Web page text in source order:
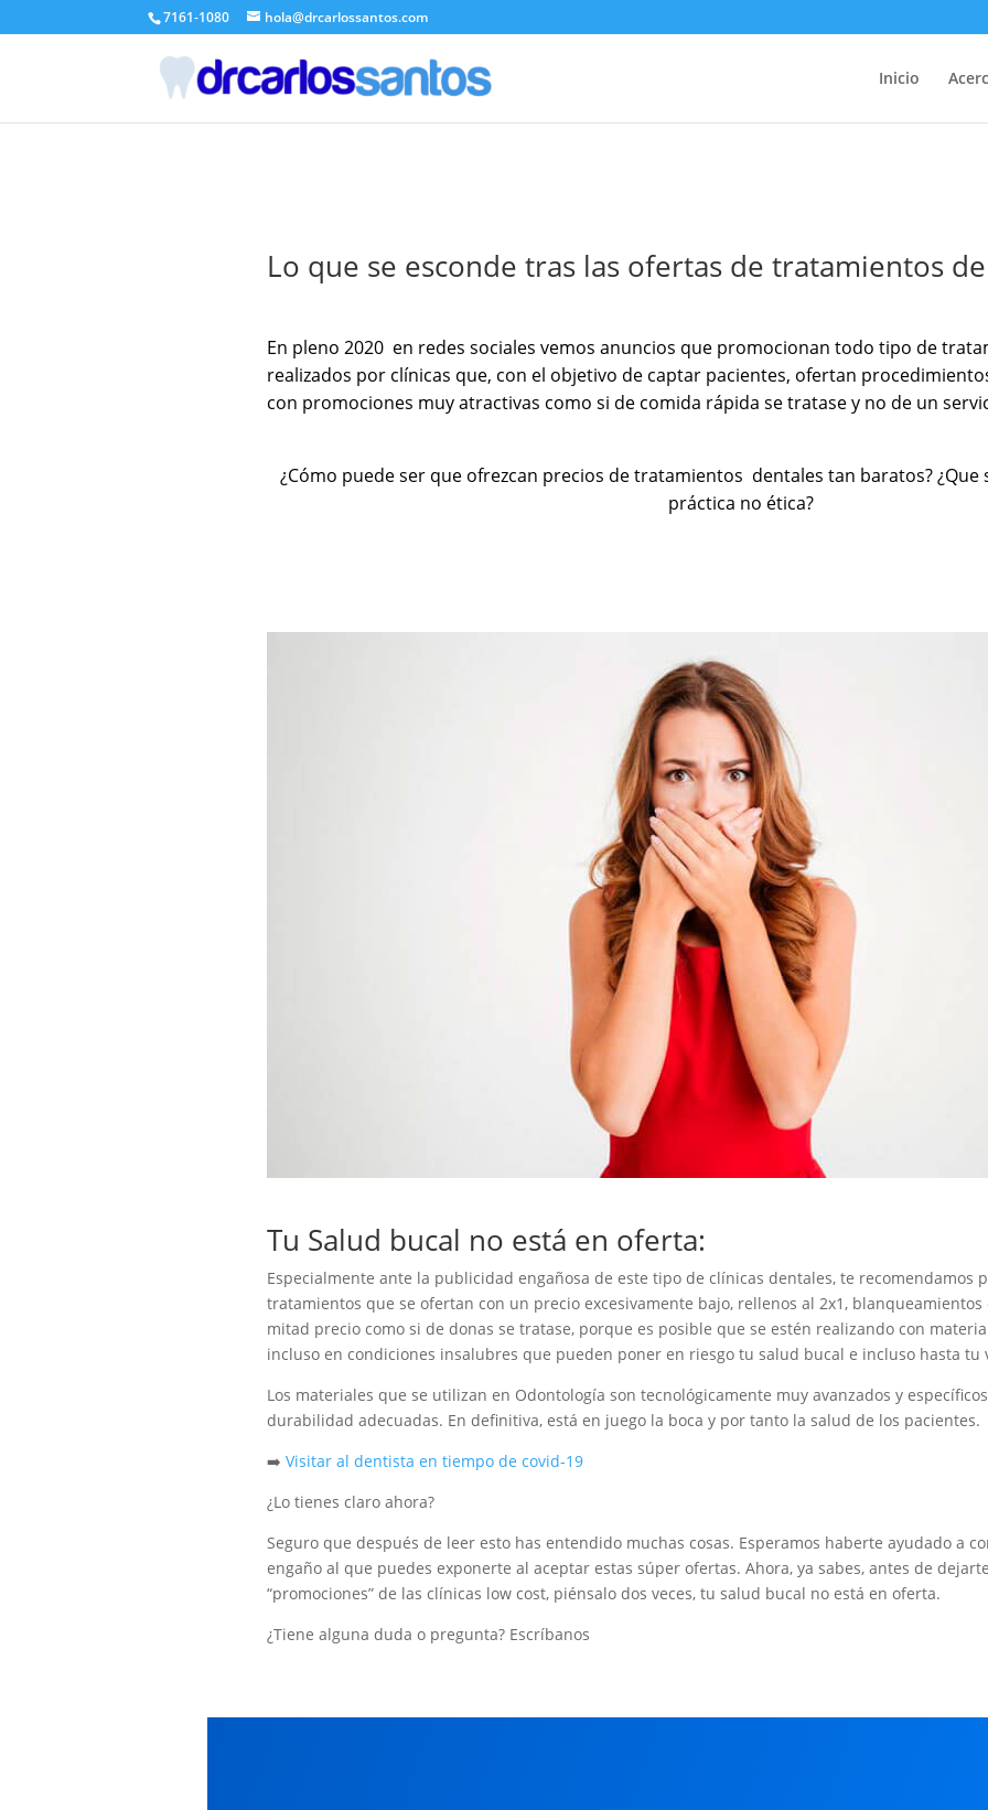
7161-1080 hola@drcarlossantos.com
Inicio
Lo que se esconde tras las ofertas de tratamientos
En pleno 2020 en redes sociales vemos anuncios que promocionan todo tipo de
realizados por clínicas que, con el objetivo de captar pacientes, ofertan
con promociones muy atractivas como si de comida rápida se tratase y no de un
¿Cómo puede ser que ofrezcan precios de tratamientos dentales tan baratos? ¿Que
práctica no ética?
Tu Salud bucal no está en oferta:
Especialmente ante la publicidad engañosa de este tipo de clínicas dentales, te recomendamos
tratamientos que se ofertan con un precio excesivamente bajo, rellenos al 2x1,
mitad precio como si de donas se tratase, porque es posible que se estén realizando con
incluso en condiciones insalubres que pueden poner en riesgo tu salud bucal e incluso hasta tu
Los materiales que se utilizan en Odontología son tecnológicamente muy avanzados y
durabilidad adecuadas. En definitiva, está en juego la boca y por tanto la salud de los pacientes.
➡️ Visitar al dentista en tiempo de covid-19
¿Lo tienes claro ahora?
Seguro que después de leer esto has entendido muchas cosas. Esperamos haberte ayudado a
engaño al que puedes exponerte al aceptar estas súper ofertas. Ahora, ya sabes, antes de
“promociones” de las clínicas low cost, piénsalo dos veces, tu salud bucal no está en oferta.
¿Tiene alguna duda o pregunta? Escríbanos